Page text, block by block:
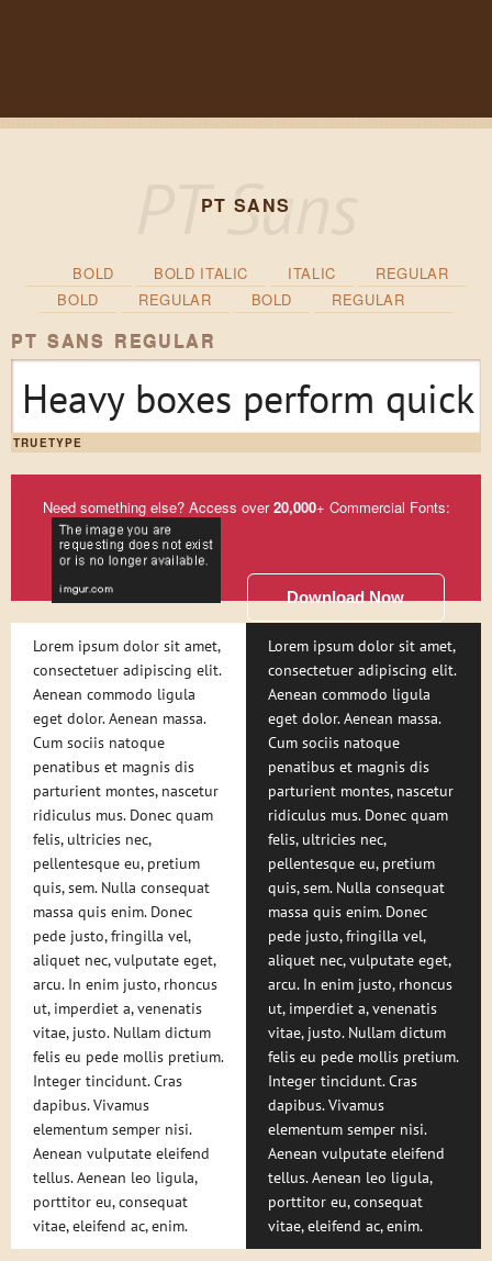
PT SANS
BOLD BOLD ITALIC ITALIC
REGULAR
BOLD
REGULAR BOLD REGULAR
PT SANS REGULAR
Heavy boxes perform
TRUETYPE
Need something else? Access over20,000+ Commercial Fonts:
Download Now
Lorem ipsum dolor sit amet,
consectetuer adipiscing elit.
Aenean commodo ligula
eget dolor. Aenean massa.
Cum sociis natoque
penatibus et magnis dis
parturient montes, nascetur
ridiculus mus. Donec quam
felis, ultricies nec,
pellentesque eu, pretium
quis, sem. Nulla consequat
massa quis enim. Donec
pede justo, fringilla vel,
aliquet nec, vulputate eget,
arcu. In enim justo, rhoncus
ut, imperdiet a, venenatis
vitae, justo. Nullam dictum
felis eu pede mollis pretium.
Integer tincidunt. Cras
dapibus. Vivamus
elementum semper nisi.
Aenean vulputate eleifend
tellus. Aenean leo ligula,
porttitor eu, consequat
vitae, eleifend ac, enim.
Lorem ipsum dolor sit amet,
consectetuer adipiscing elit.
Aenean commodo ligula
eget dolor. Aenean massa.
Cum sociis natoque
penatibus et magnis dis
parturient montes, nascetur
ridiculus mus. Donec quam
felis, ultricies nec,
pellentesque eu, pretium
quis, sem. Nulla consequat
massa quis enim. Donec
pede justo, fringilla vel,
aliquet nec, vulputate eget,
arcu. In enim justo, rhoncus
ut, imperdiet a, venenatis
vitae, justo. Nullam dictum
felis eu pede mollis pretium.
Integer tincidunt. Cras
dapibus. Vivamus
elementum semper nisi.
Aenean vulputate eleifend
tellus. Aenean leo ligula,
porttitor eu, consequat
vitae, eleifend ac, enim.